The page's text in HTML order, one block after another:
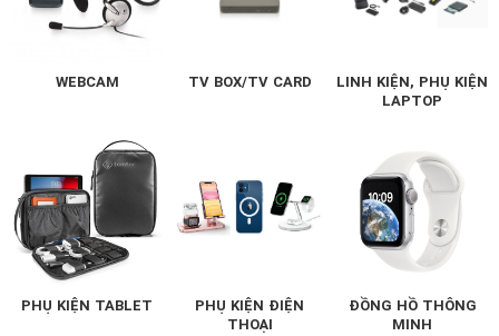
WEBCAM TV BOX/TV CARD
LINH KIỆN, PHỤ KIỆN
LAPTOP
PHỤ KIỆN TABLET
PHỤ KIỆN ĐIỆN
THOẠI
ĐỒNG HỒ THÔNG
MINH